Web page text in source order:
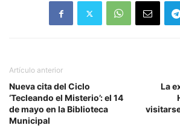
Artículo anterior
Nueva cita del Ciclo
‘Tecleando el Misterio’: el 14
de mayo en la Biblioteca
Municipal
La